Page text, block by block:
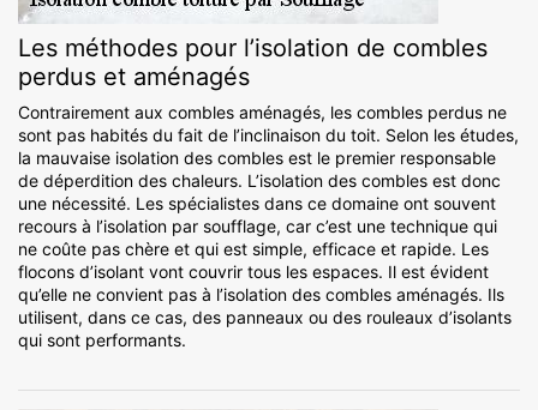
Les méthodes pour l’isolation de combles
perdus et aménagés
Contrairement aux combles aménagés, les combles perdus ne
sont pas habités du fait de l’inclinaison du toit. Selon les études,
la mauvaise isolation des combles est le premier responsable
de déperdition des chaleurs. L’isolation des combles est donc
une nécessité. Les spécialistes dans ce domaine ont souvent
recours à l’isolation par soufflage, car c’est une technique qui
ne coûte pas chère et qui est simple, efficace et rapide. Les
flocons d’isolant vont couvrir tous les espaces. Il est évident
qu’elle ne convient pas à l’isolation des combles aménagés. Ils
utilisent, dans ce cas, des panneaux ou des rouleaux d’isolants
qui sont performants.